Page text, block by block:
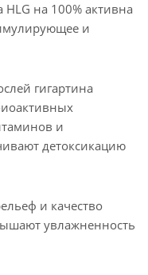
на 100% активна
и
гигартина
и
детоксикацию
и качество
увлажненность